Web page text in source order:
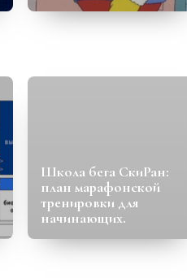
Школа бега СкиРан:
план марафонской
тренировки для
начинающих.